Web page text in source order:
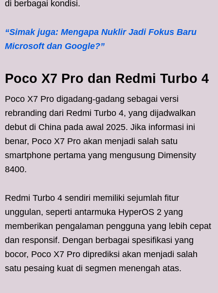
di berbagai kondisi.
“Simak juga: Mengapa Nuklir Jadi Fokus Baru
Microsoft dan Google?”
Poco X7 Pro dan Redmi Turbo 4
Poco X7 Pro digadang-gadang sebagai versi
rebranding dari Redmi Turbo 4, yang dijadwalkan
debut di China pada awal 2025. Jika informasi ini
benar, Poco X7 Pro akan menjadi salah satu
smartphone pertama yang mengusung Dimensity
8400.
Redmi Turbo 4 sendiri memiliki sejumlah fitur
unggulan, seperti antarmuka HyperOS 2 yang
memberikan pengalaman pengguna yang lebih cepat
dan responsif. Dengan berbagai spesifikasi yang
bocor, Poco X7 Pro diprediksi akan menjadi salah
satu pesaing kuat di segmen menengah atas.